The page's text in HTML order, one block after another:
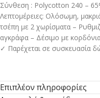
Σύνθεση : Polycotton 240 –
Λεπτομέρειες: Ολόσωμη,
τσέπη με 2 χωρίσματα –
αγκράφα – Δέσιμο με
✓ Παρέχεται σε συσκευασία
Επιπλέον πληροφορίες